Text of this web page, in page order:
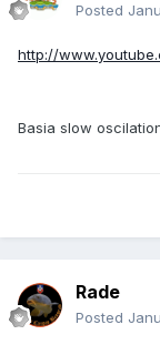
Posted
http://
Basia slow
Rade
Posted